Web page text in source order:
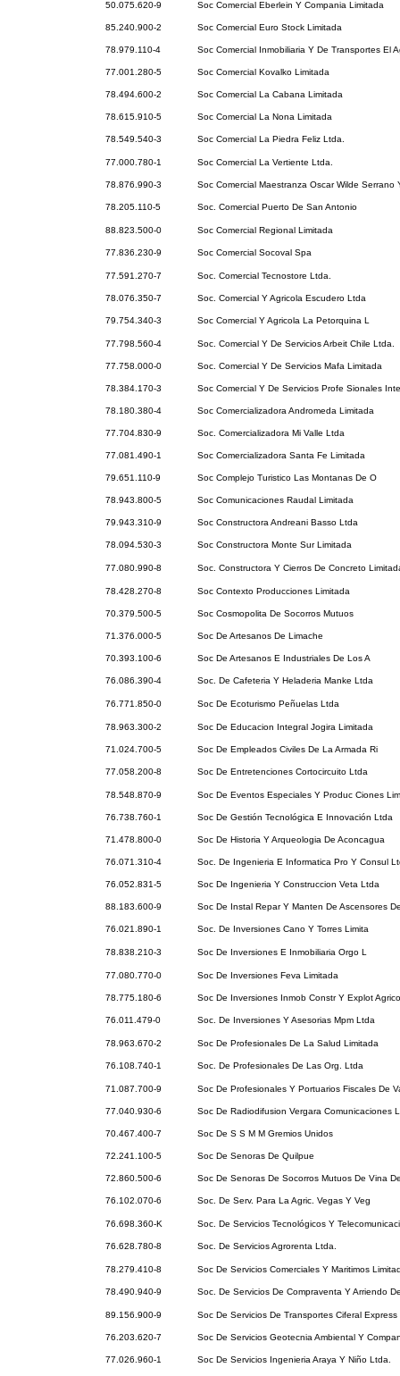
50.075.620-9 Soc Comercial Eberlein Y Compania Limitada
85.240.900-2 Soc Comercial Euro Stock Limitada
78.979.110-4 Soc Comercial Inmobiliaria Y De Transportes El
77.001.280-5 Soc Comercial Kovalko Limitada
78.494.600-2 Soc Comercial La Cabana Limitada
78.615.910-5 Soc Comercial La Nona Limitada
78.549.540-3 Soc Comercial La Piedra Feliz Ltda.
77.000.780-1 Soc Comercial La Vertiente Ltda.
78.876.990-3 Soc Comercial Maestranza Oscar Wilde Serrano
78.205.110-5 Soc. Comercial Puerto De San Antonio
88.823.500-0 Soc Comercial Regional Limitada
77.836.230-9 Soc Comercial Socoval Spa
77.591.270-7 Soc. Comercial Tecnostore Ltda.
78.076.350-7 Soc. Comercial Y Agricola Escudero Ltda
79.754.340-3 Soc Comercial Y Agricola La Petorquina L
77.798.560-4 Soc. Comercial Y De Servicios Arbeit Chile Ltda.
77.758.000-0 Soc. Comercial Y De Servicios Mafa Limitada
78.384.170-3 Soc Comercial Y De Servicios Profe Sionales
78.180.380-4 Soc Comercializadora Andromeda Limitada
77.704.830-9 Soc. Comercializadora Mi Valle Ltda
77.081.490-1 Soc Comercializadora Santa Fe Limitada
79.651.110-9 Soc Complejo Turistico Las Montanas De O
78.943.800-5 Soc Comunicaciones Raudal Limitada
79.943.310-9 Soc Constructora Andreani Basso Ltda
78.094.530-3 Soc Constructora Monte Sur Limitada
77.080.990-8 Soc. Constructora Y Cierros De Concreto
78.428.270-8 Soc Contexto Producciones Limitada
70.379.500-5 Soc Cosmopolita De Socorros Mutuos
71.376.000-5 Soc De Artesanos De Limache
70.393.100-6 Soc De Artesanos E Industriales De Los A
76.086.390-4 Soc. De Cafeteria Y Heladeria Manke Ltda
76.771.850-0 Soc De Ecoturismo Peñuelas Ltda
78.963.300-2 Soc De Educacion Integral Jogira Limitada
71.024.700-5 Soc De Empleados Civiles De La Armada Ri
77.058.200-8 Soc De Entretenciones Cortocircuito Ltda
78.548.870-9 Soc De Eventos Especiales Y Produc Ciones
76.738.760-1 Soc De Gestión Tecnológica E Innovación Ltda
71.478.800-0 Soc De Historia Y Arqueologia De Aconcagua
76.071.310-4 Soc. De Ingenieria E Informatica Pro Y Consul
76.052.831-5 Soc De Ingenieria Y Construccion Veta Ltda
88.183.600-9 Soc De Instal Repar Y Manten De Ascensores
76.021.890-1 Soc. De Inversiones Cano Y Torres Limita
78.838.210-3 Soc De Inversiones E Inmobiliaria Orgo L
77.080.770-0 Soc De Inversiones Feva Limitada
78.775.180-6 Soc De Inversiones Inmob Constr Y Explot
76.011.479-0 Soc. De Inversiones Y Asesorias Mpm Ltda
78.963.670-2 Soc De Profesionales De La Salud Limitada
76.108.740-1 Soc. De Profesionales De Las Org. Ltda
71.087.700-9 Soc De Profesionales Y Portuarios Fiscales De
77.040.930-6 Soc De Radiodifusion Vergara Comunicaciones
70.467.400-7 Soc De S S M M Gremios Unidos
72.241.100-5 Soc De Senoras De Quilpue
72.860.500-6 Soc De Senoras De Socorros Mutuos De Vina
76.102.070-6 Soc. De Serv. Para La Agric. Vegas Y Veg
76.698.360-K Soc. De Servicios Tecnológicos Y
76.628.780-8 Soc. De Servicios Agrorenta Ltda.
78.279.410-8 Soc De Servicios Comerciales Y Maritimos
78.490.940-9 Soc. De Servicios De Compraventa Y Arriendo
89.156.900-9 Soc De Servicios De Transportes Ciferal Express
76.203.620-7 Soc De Servicios Geotecnia Ambiental Y
77.026.960-1 Soc De Servicios Ingenieria Araya Y Niño Ltda.